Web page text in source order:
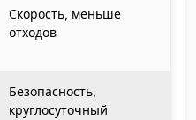
Скорость, меньше
отходов
Безопасность,
круглосуточный